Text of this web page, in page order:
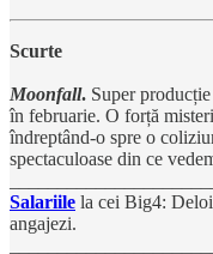
Scurte
Moonfall. Super
în februarie. O forță
îndreptând-o spre o
spectaculoase din ce
Salariile la cei Big4:
angajezi.